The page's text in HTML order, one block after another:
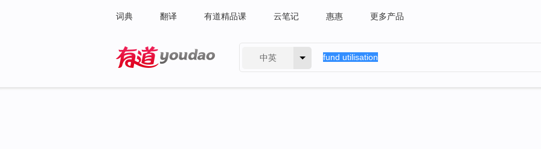
词典 翻译 有道精品课 云笔记 惠惠 更多产品
中英